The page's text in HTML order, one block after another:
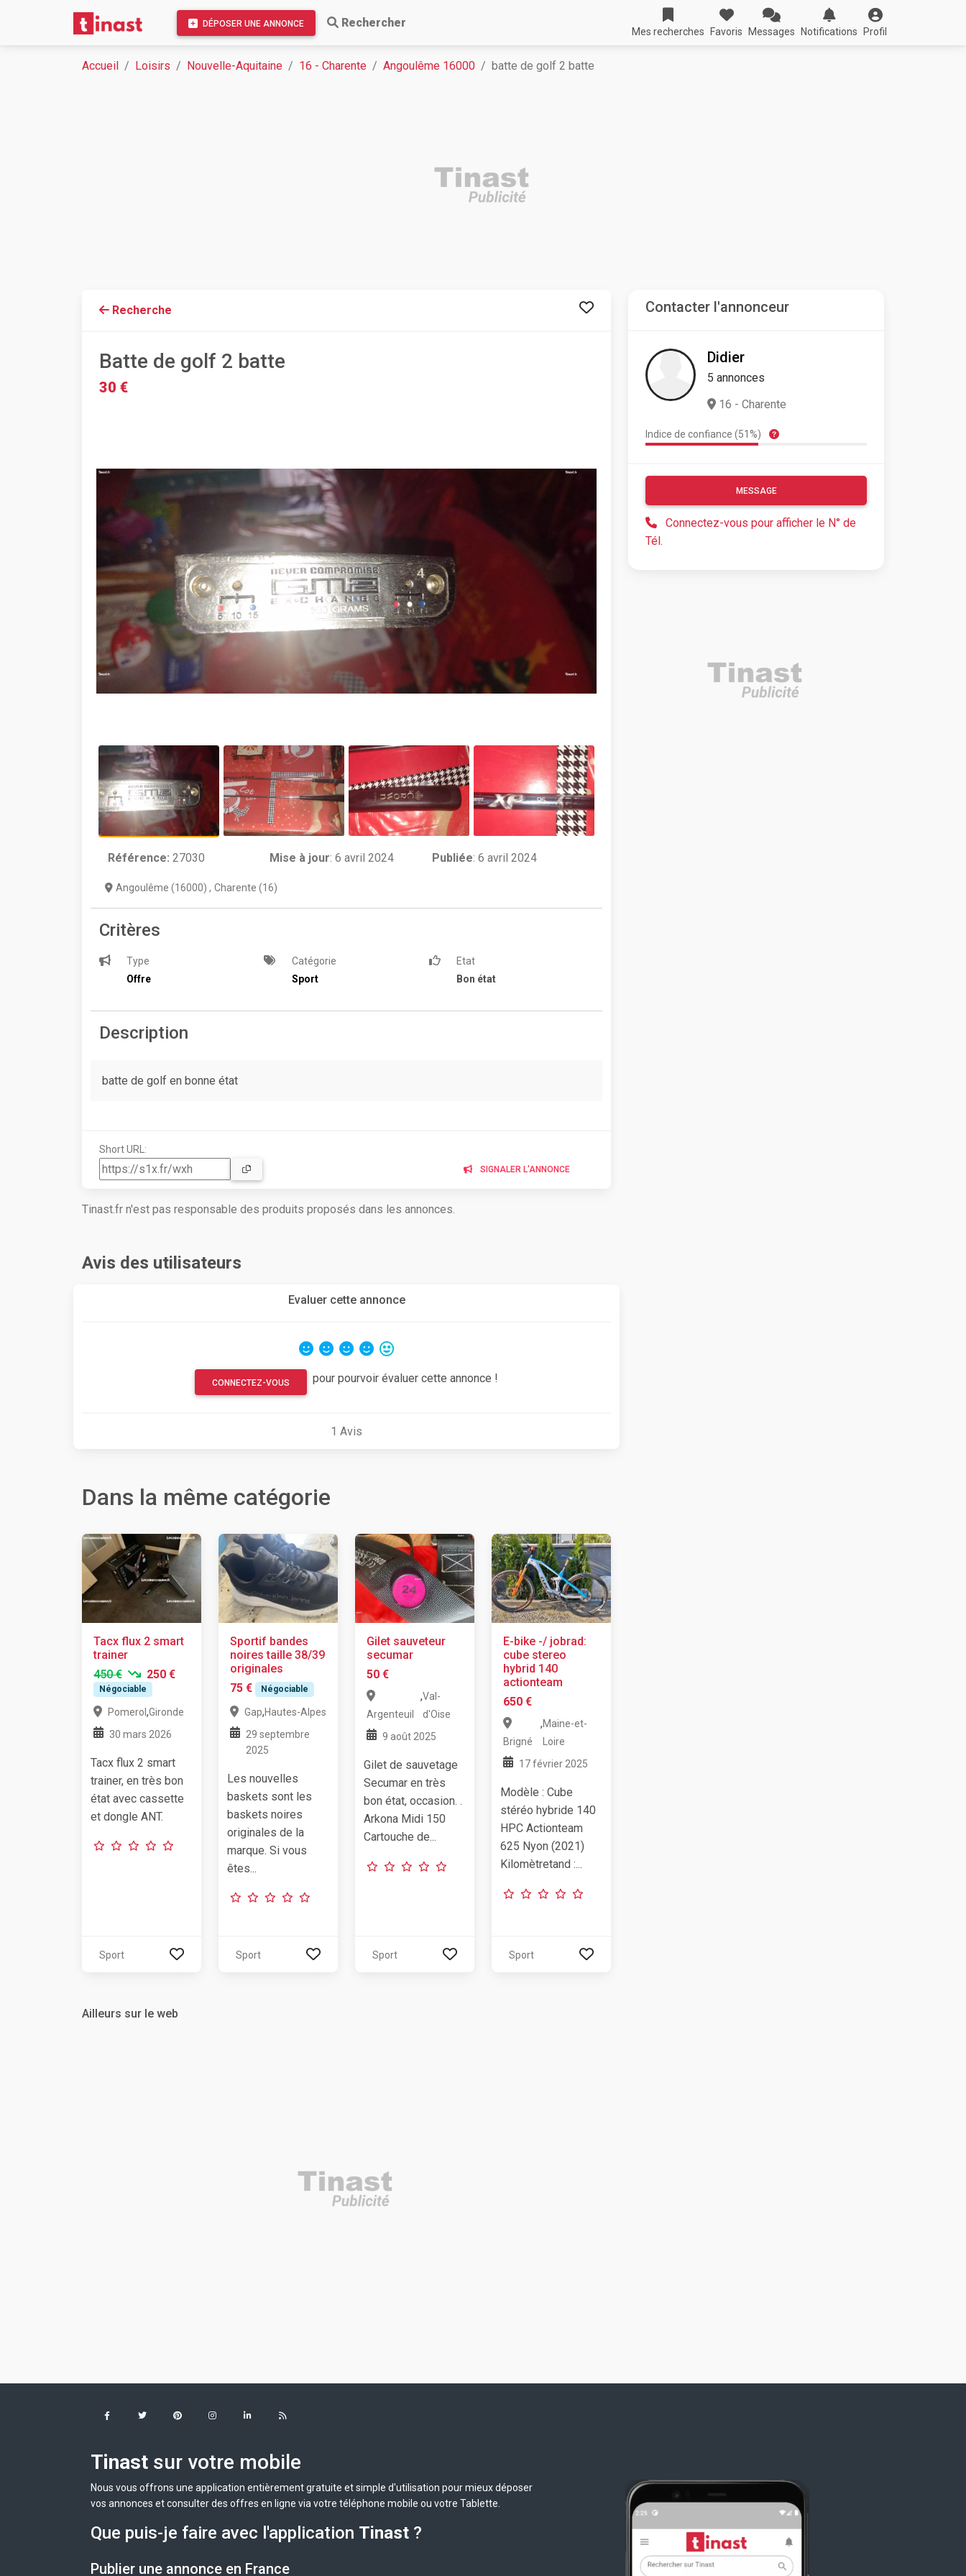
DÉPOSER UNE ANNONCE Rechercher
Mes recherches Favoris Messages Notifications Profil
Accueil Loisirs Nouvelle-Aquitaine 16 - Charente Angoulême 16000 batte de golf 2 batte
Recherche
Batte de golf 2 batte
30 €
Référence: 27030 Mise à jour:6 avril 2024 Publiée: 6 avril 2024
Angoulême (16000) , Charente (16)
Critères
Type
Offre
Catégorie
Sport
Etat
Bon état
Description
batte de golf en bonne état
Short URL:
SIGNALER L'ANNONCE
Tinast.fr n'est pas responsable des produits proposés dans les annonces.
Avis des utilisateurs
Evaluer cette annonce
CONNECTEZ-VOUS pour pourvoir évaluer cette annonce !
1 Avis
Dans la même catégorie
Tacx flux 2 smart
trainer
450 €
250 €
Négociable
Pomerol ,Gironde
30 mars 2026
Tacx flux 2 smart
trainer, en très bon
état avec cassette
et dongle ANT.
Sport
Sportif bandes
noires taille 38/39
originales
75 €
Négociable
Gap,Hautes-Alpes
29 septembre
2025
Les nouvelles
baskets sont les
baskets noires
originales de la
marque. Si vous
êtes...
Sport
Gilet sauveteur
secumar
50 €
Argenteuil
,Val-
d'Oise
9 août 2025
Gilet de sauvetage
Secumar en très
bon état, occasion. .
Arkona Midi 150
Cartouche de...
Sport
E-bike -/ jobrad:
cube stereo
hybrid 140
actionteam
650 €
Brigné
,Maine-et-
Loire
17 février 2025
Modèle : Cube
stéréo hybride 140
HPC Actionteam
625 Nyon (2021)
Kilomètretand :...
Sport
Ailleurs sur le web
Contacter l'annonceur
Didier
5 annonces
16 - Charente
Indice de confiance (51%)
MESSAGE
Connectez-vous pour afficher le N° de
Tél.
Tinast sur votre mobile
Nous vous offrons une application entièrement gratuite et simple d'utilisation pour mieux déposer
vos annonces et consulter des offres en ligne via votre téléphone mobile ou votre Tablette.
Que puis-je faire avec l'application Tinast ?
Publier une annonce en France